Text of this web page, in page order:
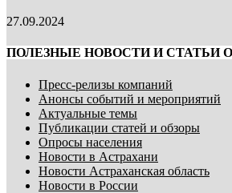
27.09.2024
ПОЛЕЗНЫЕ НОВОСТИ И СТАТЬИ
Пресс-релизы компаний
Анонсы событий и мероприятий
Актуальные темы
Публикации статей и обзоры
Опросы населения
Новости в Астрахани
Новости Астраханская область
Новости в России